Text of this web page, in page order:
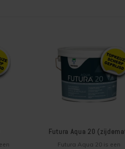
Futura Aqua 20
Futura Aqua 20 is een